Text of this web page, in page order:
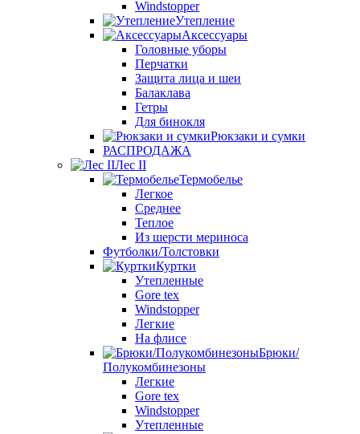
Windstopper
Утепление
Аксессуары
Головные уборы
Перчатки
Защита лица и шеи
Балаклава
Гетры
Для бинокля
Рюкзаки и сумки
РАСПРОДАЖА
Лес II
Термобелье
Легкое
Среднее
Теплое
Из шерсти мериноса
Футболки/Толстовки
Куртки
Утепленные
Gore tex
Windstopper
Легкие
На флисе
Брюки/
Полукомбинезоны
Легкие
Gore tex
Windstopper
Утепленные